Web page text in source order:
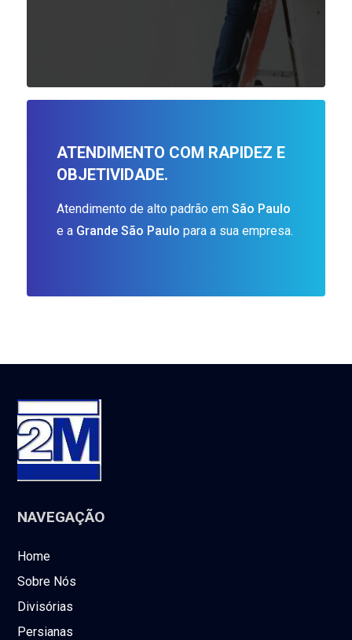
ATENDIMENTO COM RAPIDEZ E
OBJETIVIDADE.
Atendimento de alto padrão emSão Paulo
e a Grande São Paulo para a sua empresa.
NAVEGAÇÃO
Home
Sobre Nós
Divisórias
Persianas